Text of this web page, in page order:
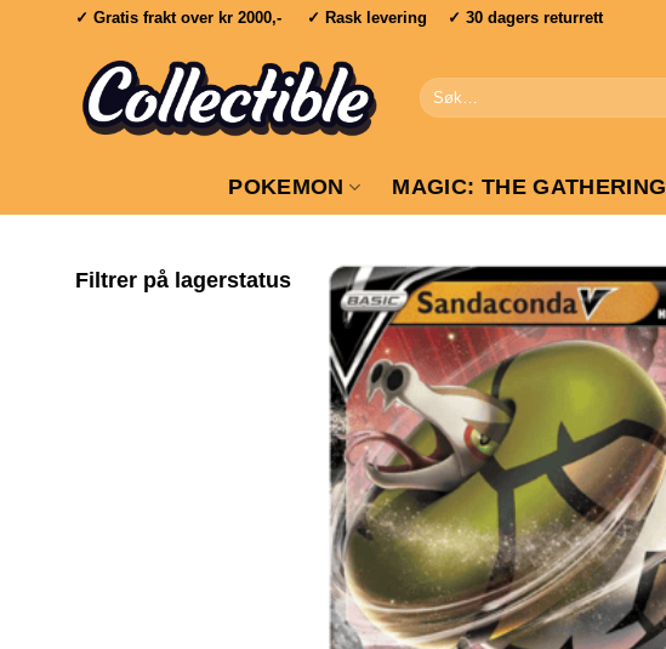
✓ Gratis frakt over kr 2000,- ✓ Rask levering ✓ 30 dagers returrett
Søk
etter:
POKEMON MAGIC: THE GATHERING
Filtrer på lagerstatus